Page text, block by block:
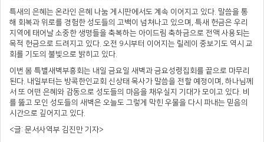
특새의 은혜는 온라인 은혜 나눔 게시판에서도 계속 이어지고 있다. 말씀을 통
해 회복과 위로를 경험한 성도들의 고백이 넘쳐나고 있으며, 특새 헌금은 우리
지역에 태어날 소중한 생명들을 축복하는 아이드림 축하금으로 전액 사용되는
목적 헌금으로 드려지고 있다. 오전 9시부터 이어지는 릴레이 중보기도 역시 교
회를 기도의 불빛으로 밝히고 있다.
이번 봄 특별새벽부흥회는 내일 금요일 새벽과 금요성령집회를 끝으로 마무리
된다. 내일부터는 방콕한인교회 신상태 목사가 말씀을 전할 예정이며, 하나님께
서 또 어떤 은혜와 감동으로 성도들의 마음을 채우실지 기대가 모이고 있다. 비
를 뚫고 모인 성도들의 새벽은 오늘도 그렇게 막힌 우물을 다시 파내는 믿음의
시간으로 깊어지고 있다.
<글: 문서사역부 김진만 기자>